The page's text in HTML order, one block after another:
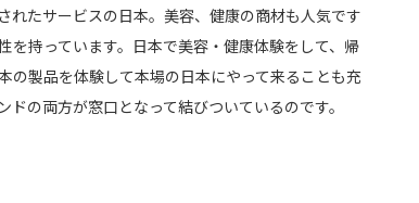
れたサービスの日本。美容、健康の商材も人気です
を持っています。日本で美容・健康体験をして、帰
の製品を体験して本場の日本にやって来ることも充
の両方が窓口となって結びついているのです。